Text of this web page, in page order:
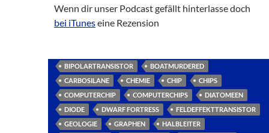
Wenn dir unser Podcast gefällt hinterlasse doch
bei iTuneseine Rezension
BIPOLARTRANSISTOR
BOATMURDERED
CARBOSILANE
CHEMIE CHIP
CHIPS
COMPUTERCHIP
COMPUTERCHIPS
DIATOMEEN
DIODE
DWARF FORTRESS
FELDEFFEKTTRANSISTOR
GEOLOGIE
GRAPHEN
HALBLEITER